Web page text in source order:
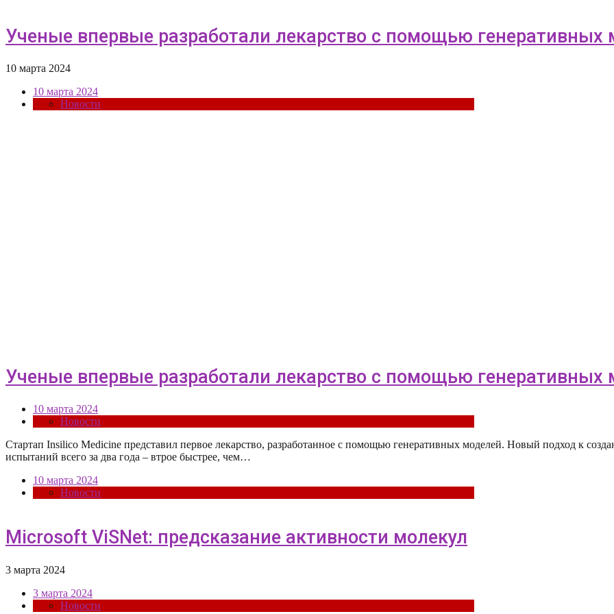
Ученые впервые разработали лекарство с помощью генеративных
10 марта 2024
10 марта 2024
Новости
Ученые впервые разработали лекарство с помощью генеративных
10 марта 2024
Новости
Стартап Insilico Medicine представил первое лекарство, разработанное с помощью генеративных моделей. Новый подход к
испытаний всего за два года – втрое быстрее, чем…
10 марта 2024
Новости
Microsoft ViSNet: предсказание активности молекул
3 марта 2024
3 марта 2024
Новости